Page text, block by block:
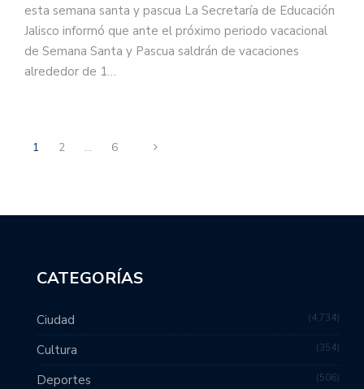
esta semana santa y pascua La Secretaría de Educación
Jalisco informó que ante el próximo periodo vacacional
de Semana Santa y Pascua saldrán de vacaciones
alrededor de 1…
1 2 … 6
CATEGORÍAS
Ciudad 4,734
Cultura 354
Deportes 506